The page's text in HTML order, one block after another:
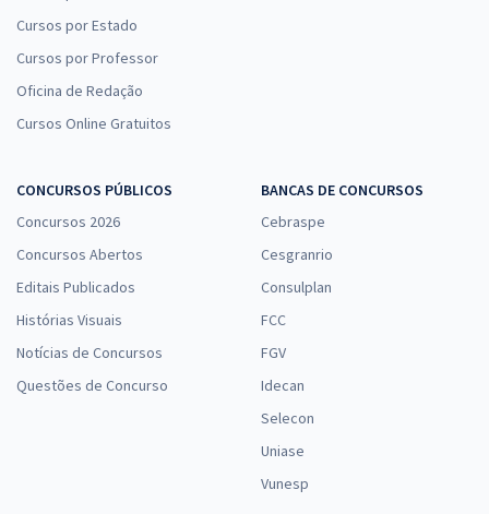
Cursos por Estado
Cursos por Professor
Oficina de Redação
Cursos Online Gratuitos
CONCURSOS PÚBLICOS
Concursos 2026
Concursos Abertos
Editais Publicados
Histórias Visuais
Notícias de Concursos
Questões de Concurso
BANCAS DE CONCURSOS
Cebraspe
Cesgranrio
Consulplan
FCC
FGV
Idecan
Selecon
Uniase
Vunesp